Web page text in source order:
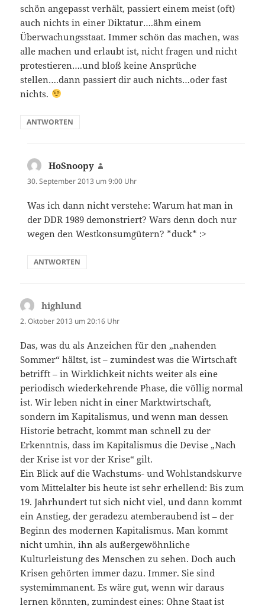
schön angepasst verhält, passiert einem meist (oft)
auch nichts in einer Diktatur….ähm einem
Überwachungsstaat. Immer schön das machen, was
alle machen und erlaubt ist, nicht fragen und nicht
protestieren….und bloß keine Ansprüche
stellen….dann passiert dir auch nichts…oder fast
nichts.
ANTWORTEN
HoSnoopy
30. September 2013 um 9:00 Uhr
Was ich dann nicht verstehe: Warum hat man in
der DDR 1989 demonstriert? Wars denn doch nur
wegen den Westkonsumgütern? *duck* :>
ANTWORTEN
highlund
2. Oktober 2013 um 20:16 Uhr
Das, was du als Anzeichen für den „nahenden
Sommer“ hältst, ist – zumindest was die Wirtschaft
betrifft – in Wirklichkeit nichts weiter als eine
periodisch wiederkehrende Phase, die völlig normal
ist. Wir leben nicht in einer Marktwirtschaft,
sondern im Kapitalismus, und wenn man dessen
Historie betracht, kommt man schnell zu der
Erkenntnis, dass im Kapitalismus die Devise „Nach
der Krise ist vor der Krise“ gilt.
Ein Blick auf die Wachstums- und Wohlstandskurve
vom Mittelalter bis heute ist sehr erhellend: Bis zum
19. Jahrhundert tut sich nicht viel, und dann kommt
ein Anstieg, der geradezu atemberaubend ist – der
Beginn des modernen Kapitalismus. Man kommt
nicht umhin, ihn als außergewöhnliche
Kulturleistung des Menschen zu sehen. Doch auch
Krisen gehörten immer dazu. Immer. Sie sind
systemimmanent. Es wäre gut, wenn wir daraus
lernen könnten, zumindest eines: Ohne Staat ist